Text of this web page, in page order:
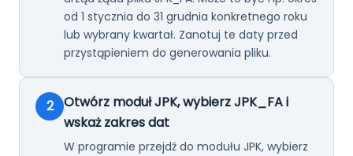
od 1 stycznia do 31 grudnia konkretnego roku
lub wybrany kwartał. Zanotuj te daty przed
przystąpieniem do generowania pliku.
2 Otwórz moduł JPK, wybierz JPK_FA i
wskaż zakres dat
W programie przejdź do modułu JPK, wybierz